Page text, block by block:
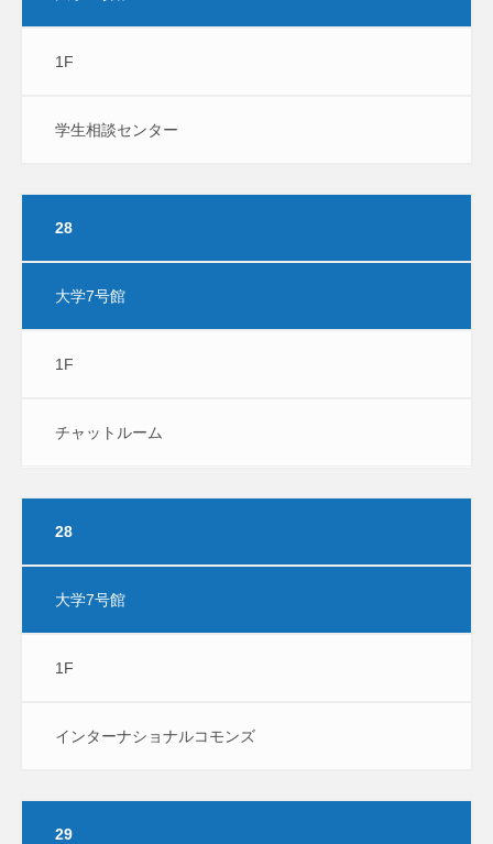
1F
学生相談センター
28
大学7号館
1F
チャットルーム
28
大学7号館
1F
インターナショナルコモンズ
29